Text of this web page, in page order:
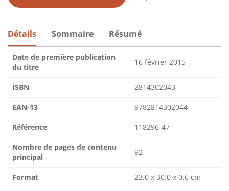
Détails Sommaire Résumé
Date de première publication
du titre
16 février 2015
ISBN 2814302043
EAN-13 9782814302044
Référence 118296-47
Nombre de pages de contenu
principal
92
Format 23.0 x 30.0 x 0.6 cm